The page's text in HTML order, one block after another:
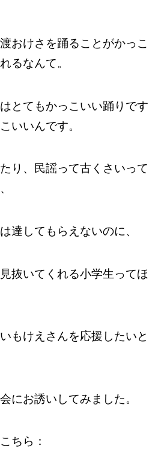
おけさを踊ることがかっこ
るなんて。
とてもかっこいい踊りです
いいんです。
り、民謡って古くさいって
達してもらえないのに、
抜いてくれる小学生ってほ
もけえさんを応援したいと
にお誘いしてみました。
ちら：